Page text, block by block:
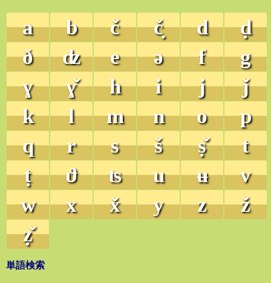
a b č č̣ d
ḍ
ð
ʣ e ə f
g
ɣ
ɣ̌ h i j
ǰ
k
l m n o
p
q
r s š ṣ̌
t
ṭ
ϑ ʦ u ʉ
v
w
x x̌ y z
ž
ẓ̌
単語検索